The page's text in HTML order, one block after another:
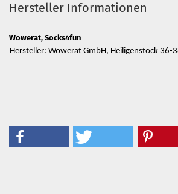
Hersteller Informationen
Wowerat, Socks4fun
Hersteller: Wowerat GmbH, Heiligenstock